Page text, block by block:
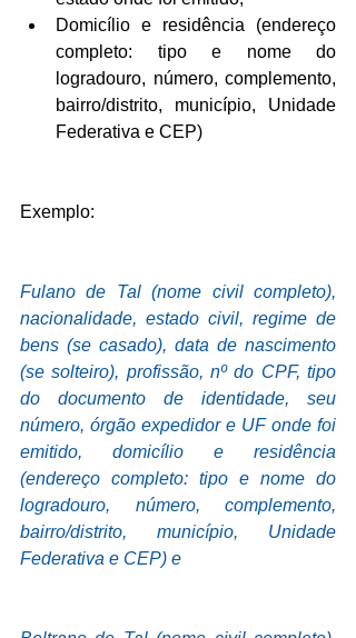
Domicílio e residência (endereço
completo: tipo e nome do
logradouro, número, complemento,
bairro/distrito, município, Unidade
Federativa e CEP)
Exemplo:
Fulano de Tal (nome civil completo),
nacionalidade, estado civil, regime de
bens (se casado), data de nascimento
(se solteiro), profissão, nº do CPF, tipo
do documento de identidade, seu
número, órgão expedidor e UF onde foi
emitido, domicílio e residência
(endereço completo: tipo e nome do
logradouro, número, complemento,
bairro/distrito, município, Unidade
Federativa e CEP) e